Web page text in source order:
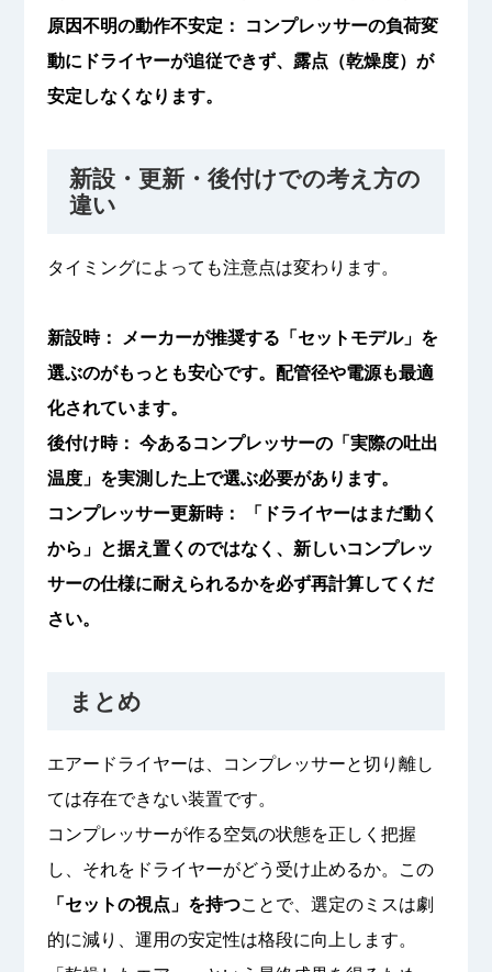
原因不明の動作不安定： コンプレッサーの負荷変
動にドライヤーが追従できず、露点（乾燥度）が
安定しなくなります。
新設・更新・後付けでの考え方の
違い
タイミングによっても注意点は変わります。
新設時： メーカーが推奨する「セットモデル」を
選ぶのがもっとも安心です。配管径や電源も最適
化されています。
後付け時： 今あるコンプレッサーの「実際の吐出
温度」を実測した上で選ぶ必要があります。
コンプレッサー更新時： 「ドライヤーはまだ動く
から」と据え置くのではなく、新しいコンプレッ
サーの仕様に耐えられるかを必ず再計算してくだ
さい。
まとめ
エアードライヤーは、コンプレッサーと切り離し
ては存在できない装置です。
コンプレッサーが作る空気の状態を正しく把握
し、それをドライヤーがどう受け止めるか。この
「セットの視点」を持つことで、選定のミスは劇
的に減り、運用の安定性は格段に向上します。